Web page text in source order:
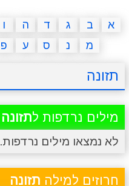
איש תלוי מדריכים
יצירה משחקי בנות
א ב ג ד ה ו
מ
נ ס ע פ
תזונה
מילים נרדפות לתזונה
לא נמצאו מילים נרדפות.
חרוזים למילה תזונה